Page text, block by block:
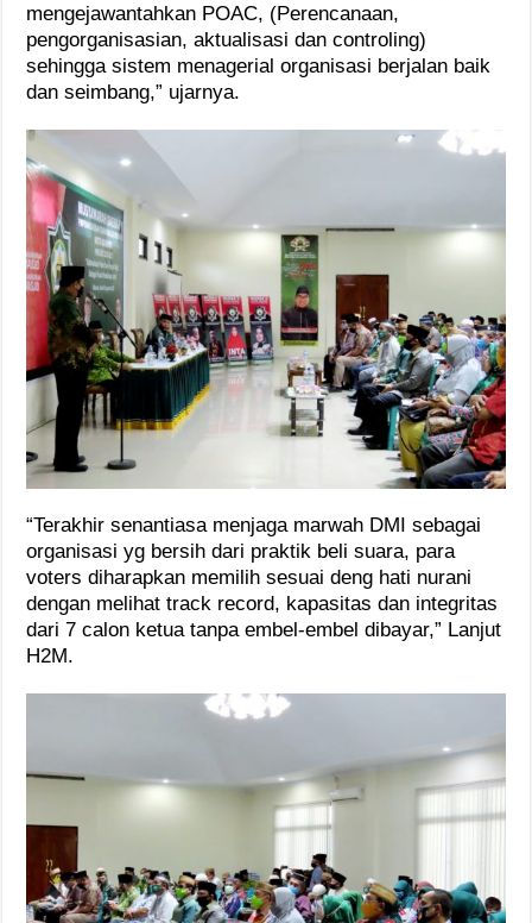
mengejawantahkan POAC, (Perencanaan,
pengorganisasian, aktualisasi dan controling)
sehingga sistem menagerial organisasi berjalan baik
dan seimbang,” ujarnya.
“Terakhir senantiasa menjaga marwah DMI sebagai
organisasi yg bersih dari praktik beli suara, para
voters diharapkan memilih sesuai deng hati nurani
dengan melihat track record, kapasitas dan integritas
dari 7 calon ketua tanpa embel-embel dibayar,” Lanjut
H2M.